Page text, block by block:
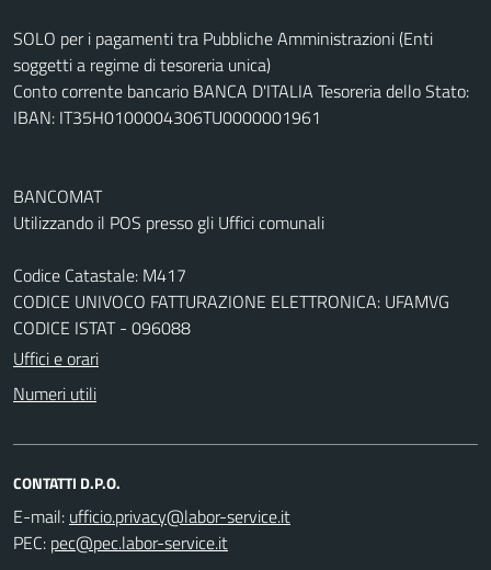
SOLO per i pagamenti tra Pubbliche Amministrazioni (Enti
soggetti a regime di tesoreria unica)
Conto corrente bancario BANCA D'ITALIA Tesoreria dello Stato:
IBAN: IT35H0100004306TU0000001961
BANCOMAT
Utilizzando il POS presso gli Uffici comunali
Codice Catastale: M417
CODICE UNIVOCO FATTURAZIONE ELETTRONICA: UFAMVG
CODICE ISTAT - 096088
Uffici e orari
Numeri utili
CONTATTI D.P.O.
E-mail:
PEC: